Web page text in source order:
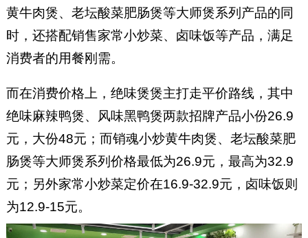
黄牛肉煲、老坛酸菜肥肠煲等大师煲系列产品的同
时，还搭配销售家常小炒菜、卤味饭等产品，满足
消费者的用餐刚需。
而在消费价格上，绝味煲煲主打走平价路线，其中
绝味麻辣鸭煲、风味黑鸭煲两款招牌产品小份26.9
元，大份48元；而销魂小炒黄牛肉煲、老坛酸菜肥
肠煲等大师煲系列价格最低为26.9元，最高为32.9
元；另外家常小炒菜定价在16.9-32.9元，卤味饭则
为12.9-15元。